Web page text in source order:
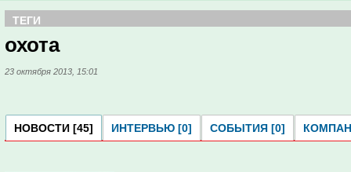
ТЕГИ
охота
23 октября 2013, 15:01
НОВОСТИ [45] ИНТЕРВЬЮ [0] СОБЫТИЯ [0]